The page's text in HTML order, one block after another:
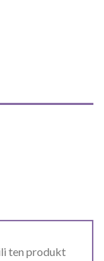
ten produkt